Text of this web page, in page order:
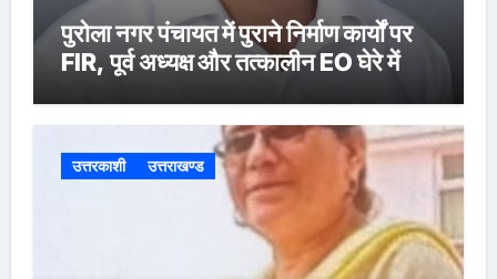
पुरोला नगर पंचायत में पुराने निर्माण कार्यों पर
FIR, पूर्व अध्यक्ष और तत्कालीन EO घेरे में
उत्तरकाशी उत्तराखण्ड